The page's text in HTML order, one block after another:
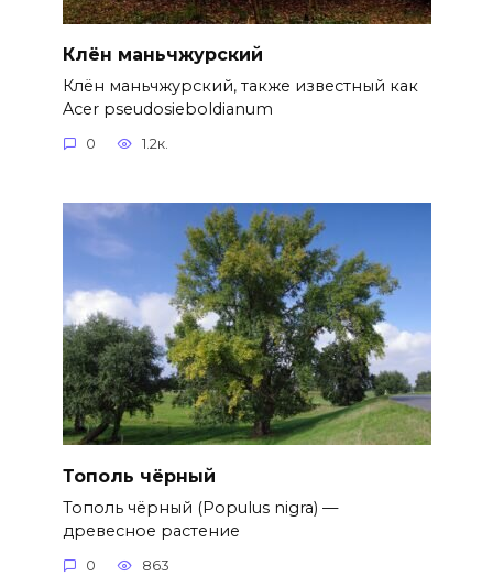
Клён маньчжурский
Клён маньчжурский, также известный как
Acer pseudosieboldianum
0 1.2к.
Тополь чёрный
Тополь чёрный (Populus nigra) —
древесное растение
0 863